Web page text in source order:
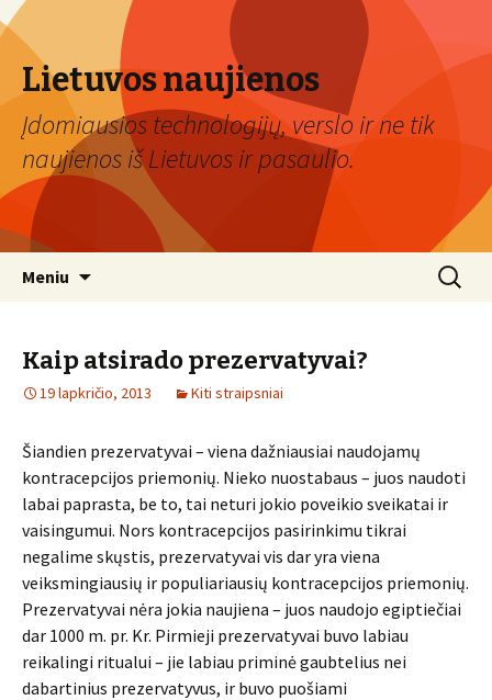
Lietuvos naujienos
Įdomiausios technologijų, verslo ir ne tik
naujienos iš Lietuvos ir pasaulio.
Meniu Ieškoti:
Kaip atsirado prezervatyvai?
19 lapkričio, 2013 Kiti straipsniai
Šiandien prezervatyvai – viena dažniausiai naudojamų
kontracepcijos priemonių. Nieko nuostabaus – juos naudoti
labai paprasta, be to, tai neturi jokio poveikio sveikatai ir
vaisingumui. Nors kontracepcijos pasirinkimu tikrai
negalime skųstis, prezervatyvai vis dar yra viena
veiksmingiausių ir populiariausių kontracepcijos priemonių.
Prezervatyvai nėra jokia naujiena – juos naudojo egiptiečiai
dar 1000 m. pr. Kr. Pirmieji prezervatyvai buvo labiau
reikalingi ritualui – jie labiau priminė gaubtelius nei
dabartinius prezervatyvus, ir buvo puošiami